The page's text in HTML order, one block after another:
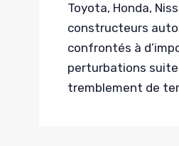
Toyota, Honda,
constructeurs
confrontés à
perturbations
tremblement de